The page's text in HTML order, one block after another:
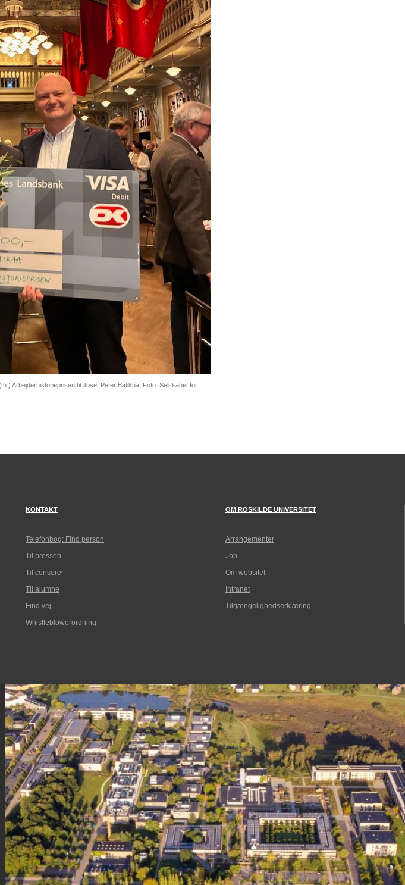
Arbejderhistorieprisen til Josef Peter Batikha. Foto: Selskabet for
KONTAKT
Telefonbog: Find person
Til pressen
Til censorer
Til alumne
Find vej
Whistleblowerordning
OM ROSKILDE UNIVERSITET
Arrangementer
Job
Om websitet
Intranet
Tilgængelighedserklæring